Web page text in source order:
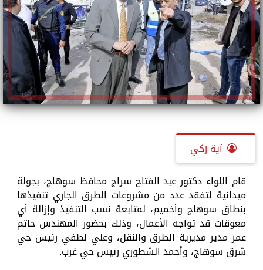
آية زكي
قام اللواء دكتور عبد الفتاح سراج محافظ سوهاج، بجولة
ميدانية لتفقد عدد من مشروعات الطرق الجاري تنفيذها
بنطاق سوهاج وأخميم، لمتابعة نسب التنفيذ وإزالة أي
معوقات قد تواجه الأعمال، وذلك بحضور المهندس حاتم
عمر مدير مديرية الطرق والنقل، وعلي لطفي رئيس حي
شرق سوهاج، وأحمد الشطوري رئيس حي غرب.